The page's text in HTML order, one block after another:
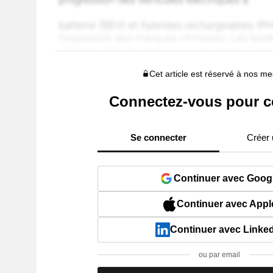
Cet article est réservé à nos
Connectez-vous pour
Se connecter Créer
Continuer avec
Continuer avec
Continuer avec
ou par email